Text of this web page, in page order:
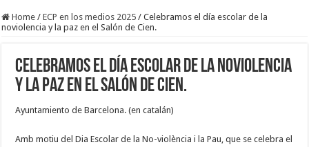
Home / ECP en los medios 2025 / Celebramos el día escolar de la
noviolencia y la paz en el Salón de Cien.
Celebramos el día escolar de la noviolencia
y la paz en el Salón de Cien.
Ayuntamiento de Barcelona. (en catalán)
Amb motiu del Dia Escolar de la No-violència i la Pau, que se celebra el